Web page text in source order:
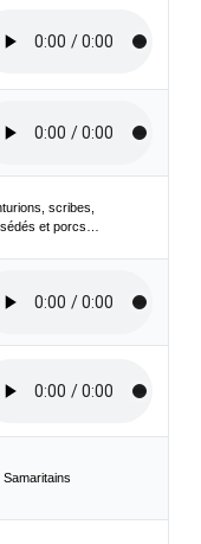
scribes,
et porcs…
Samaritains